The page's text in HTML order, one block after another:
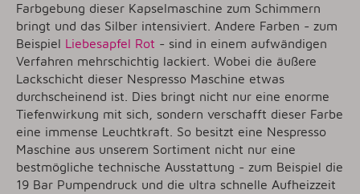
Farbgebung dieser Kapselmaschine zum Schimmern
bringt und das Silber intensiviert. Andere Farben - zum
Beispiel Liebesapfel Rot - sind in einem aufwändigen
Verfahren mehrschichtig lackiert. Wobei die äußere
Lackschicht dieser Nespresso Maschine etwas
durchscheinend ist. Dies bringt nicht nur eine enorme
Tiefenwirkung mit sich, sondern verschafft dieser Farbe
eine immense Leuchtkraft. So besitzt eine Nespresso
Maschine aus unserem Sortiment nicht nur eine
bestmögliche technische Ausstattung - zum Beispiel die
19 Bar Pumpendruck und die ultra schnelle Aufheizzeit